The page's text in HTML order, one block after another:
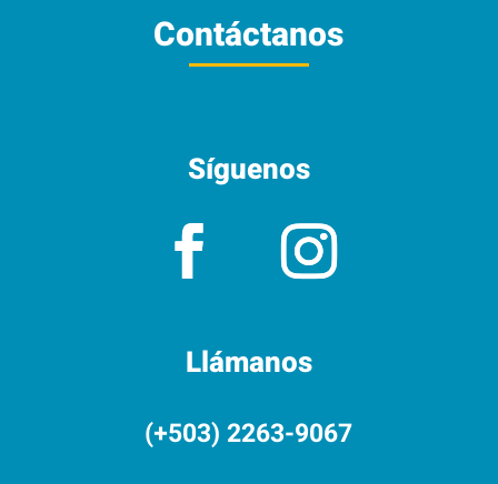
Contáctanos
Síguenos
Llámanos
(+503) 2263-9067